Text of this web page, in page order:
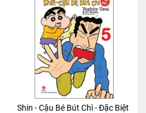
Shin - Cậu Bé Bút Chì - Đặc Biệt